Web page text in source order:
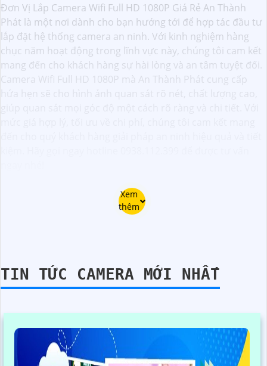
Đơn Vị Lắp Camera Wifi Full HD 1080P Giá Rẻ An Thành
Phát là một nơi dành cho bạn hướng tới để hợp tác đầu tư
lắp đặt hệ thống camera an ninh. Với kinh nghiệm hàng
chục năm hoạt động trong lĩnh vực này, chúng tôi cam kết
mang đến cho khách hàng sự hài lòng và an tâm tuyệt đối.
Camera Wifi Full HD 1080P mà An Thành Phát cung cấp
Xem
thêm
TIN TỨC CAMERA MỚI NHẤT